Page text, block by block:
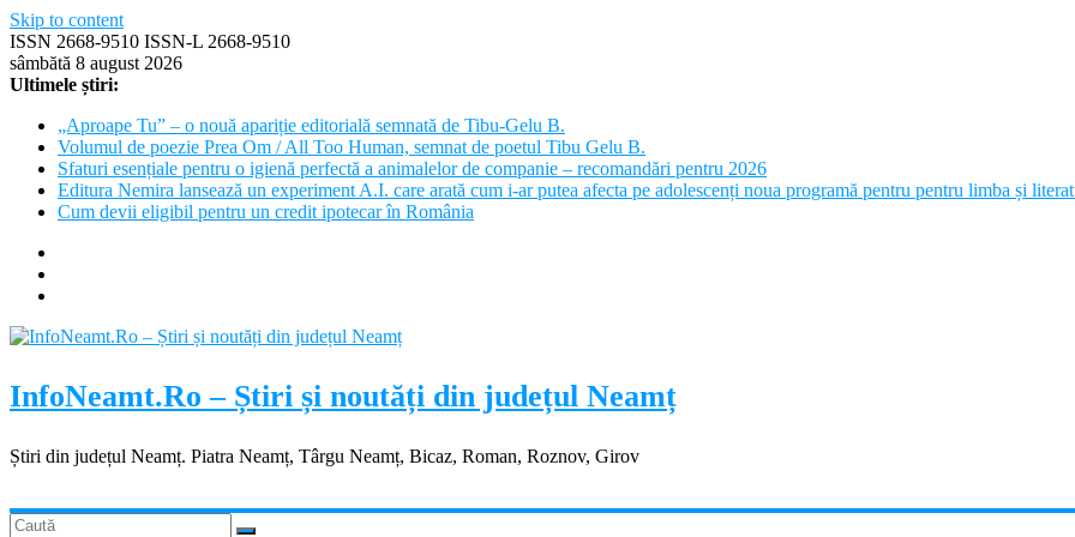
Skip to content
ISSN 2668-9510 ISSN-L 2668-9510
sâmbătă 8 august 2026
Ultimele știri:
„Aproape Tu” – o nouă apariție editorială semnată de Tibu-Gelu B.
Volumul de poezie Prea Om / All Too Human, semnat de poetul Tibu Gelu B.
Sfaturi esențiale pentru o igienă perfectă a animalelor de companie – recomandări pentru 2026
Editura Nemira lansează un experiment A.I. care arată cum i-ar putea afecta pe adolescenți noua programă pentru pentru limba și
Cum devii eligibil pentru un credit ipotecar în România
InfoNeamt.Ro – Știri și noutăți din județul Neamț
Știri din județul Neamț. Piatra Neamț, Târgu Neamț, Bicaz, Roman, Roznov, Girov